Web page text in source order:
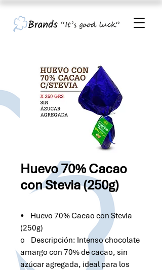
Huevo 70% Cacao
con Stevia (250g)
• Huevo 70% Cacao con Stevia
(250g)
o Descripción: Intenso chocolate
amargo con 70% de cacao, sin
azúcar agregada, ideal para los